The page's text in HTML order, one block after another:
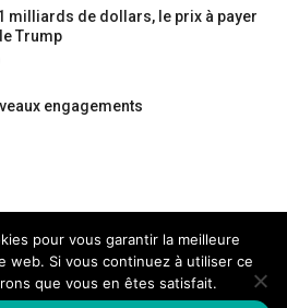
milliards de dollars, le prix à payer
Trump
engagements
Nous contacter
- L'info sociale, solidaire et engagée–
pour vous garantir la meilleure
web. Si vous continuez à utiliser ce
que vous en êtes satisfait.